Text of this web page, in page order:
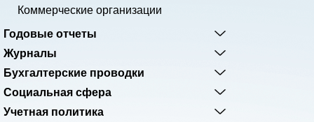
Коммерческие организации
Годовые отчеты
Журналы
Бухгалтерские проводки
Социальная сфера
Учетная политика